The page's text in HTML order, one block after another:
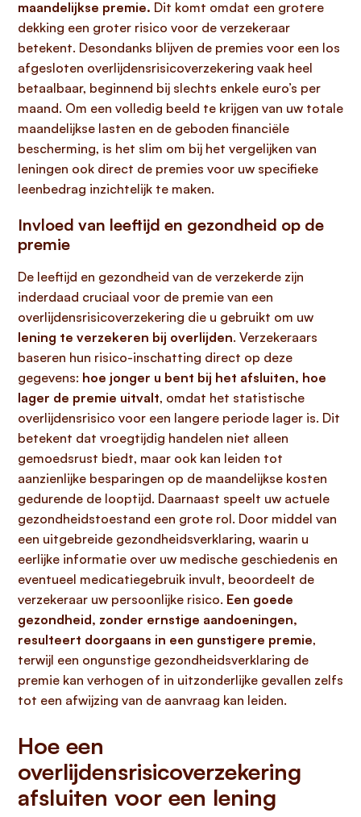
maandelijkse premie. Dit komt omdat een grotere
dekking een groter risico voor de verzekeraar
betekent. Desondanks blijven de premies voor een los
afgesloten overlijdensrisicoverzekering vaak heel
betaalbaar, beginnend bij slechts enkele euro’s per
maand. Om een volledig beeld te krijgen van uw totale
maandelijkse lasten en de geboden financiële
bescherming, is het slim om bij het vergelijken van
leningen ook direct de premies voor uw specifieke
leenbedrag inzichtelijk te maken.
Invloed van leeftijd en gezondheid op de
premie
De leeftijd en gezondheid van de verzekerde zijn
inderdaad cruciaal voor de premie van een
overlijdensrisicoverzekering die u gebruikt om uw
lening te verzekeren bij overlijden. Verzekeraars
baseren hun risico-inschatting direct op deze
gegevens: hoe jonger u bent bij het afsluiten, hoe
lager de premie uitvalt, omdat het statistische
overlijdensrisico voor een langere periode lager is. Dit
betekent dat vroegtijdig handelen niet alleen
gemoedsrust biedt, maar ook kan leiden tot
aanzienlijke besparingen op de maandelijkse kosten
gedurende de looptijd. Daarnaast speelt uw actuele
gezondheidstoestand een grote rol. Door middel van
een uitgebreide gezondheidsverklaring, waarin u
eerlijke informatie over uw medische geschiedenis en
eventueel medicatiegebruik invult, beoordeelt de
verzekeraar uw persoonlijke risico. Een goede
gezondheid, zonder ernstige aandoeningen,
resulteert doorgaans in een gunstigere premie,
terwijl een ongunstige gezondheidsverklaring de
premie kan verhogen of in uitzonderlijke gevallen zelfs
tot een afwijzing van de aanvraag kan leiden.
Hoe een
overlijdensrisicoverzekering
afsluiten voor een lening